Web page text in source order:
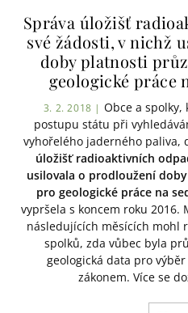
Správa úložišť
své žádosti, v nichž
doby platnosti
geologické práce
3. 2. 2018 | Obce a
postupu státu při
vyhořelého jaderného paliva,
úložišť radioaktivních
usilovala o prodloužení
pro geologické práce na
vypršela s koncem roku 2016.
následujících měsících mohl
spolků, zda vůbec byla
geologická data pro
zákonem. Více se